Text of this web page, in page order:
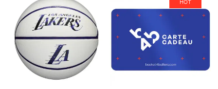
dimensione
negozio
dimensione
7
HOT